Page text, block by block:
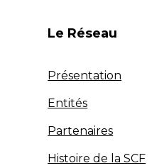
Le Réseau
Présentation
Entités
Partenaires
Histoire de la SCF